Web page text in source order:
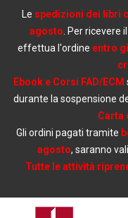
Le spedizioni dei libri
agosto . Per
effettua l'ordine entro
Ebook e Corsi FAD/ECM
durante la sospensione
Carta
Gli ordini pagati tramite
agosto, saranno
Tutte le attività